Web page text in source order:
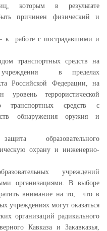
которым в результате
причинен физический и
к работе с пострадавшими и
транспортных средств на
учреждения в пределах
Российской Федерации, на
уровень террористической
транспортных средств с
обнаружения оружия и
образовательного
охрану и инженерно-
учреждений
организациями. В выборе
внимание на то, что в
учреждениях могут оказаться
организаций радикального
Кавказа и Закавказья,